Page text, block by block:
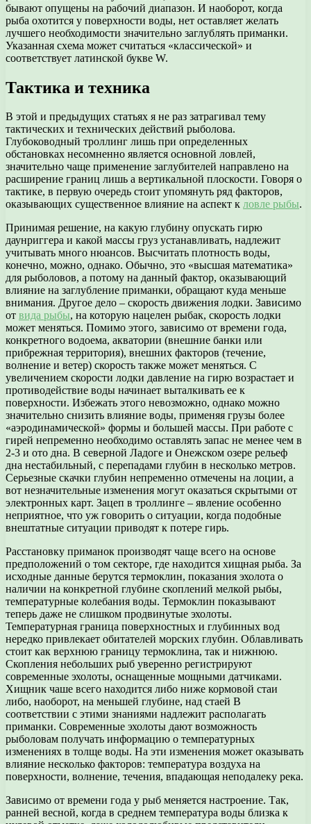
бывают опущены на рабочий диапазон. И наоборот, когда
рыба охотится у поверхности воды, нет оставляет желать
лучшего необходимости значительно заглублять приманки.
Указанная схема может считаться «классической» и
соответствует латинской букве W.
Тактика и техника
В этой и предыдущих статьях я не раз затрагивал тему
тактических и технических действий рыболова.
Глубоководный троллинг лишь при определенных
обстановках несомненно является основной ловлей,
значительно чаще применение заглубителей направлено на
расширение границ лишь а вертикальной плоскости. Говоря о
тактике, в первую очередь стоит упомянуть ряд факторов,
оказывающих существенное влияние на аспект к ловле рыбы.
Принимая решение, на какую глубину опускать гирю
даунриггера и какой массы груз устанавливать, надлежит
учитывать много нюансов. Высчитать плотность воды,
конечно, можно, однако. Обычно, это «высшая математика»
для рыболовов, а потому на данный фактор, оказывающий
влияние на заглубление приманки, обращают куда меньше
внимания. Другое дело – скорость движения лодки. Зависимо
от вида рыбы, на которую нацелен рыбак, скорость лодки
может меняться. Помимо этого, зависимо от времени года,
конкретного водоема, акватории (внешние банки или
прибрежная территория), внешних факторов (течение,
волнение и ветер) скорость также может меняться. С
увеличением скорости лодки давление на гирю возрастает и
противодействие воды начинает выталкивать ее к
поверхности. Избежать этого невозможно, однако можно
значительно снизить влияние воды, применяя грузы более
«аэродинамической» формы и большей массы. При работе с
гирей непременно необходимо оставлять запас не менее чем в
2-3 и ото дна. В северной Ладоге и Онежском озере рельеф
дна нестабильный, с перепадами глубин в несколько метров.
Серьезные скачки глубин непременно отмечены на лоции, а
вот незначительные изменения могут оказаться скрытыми от
электронных карт. Зацеп в троллинге – явление особенно
неприятное, что уж говорить о ситуации, когда подобные
внештатные ситуации приводят к потере гирь.
Расстановку приманок производят чаще всего на основе
предположений о том секторе, где находится хищная рыба. За
исходные данные берутся термоклин, показания эхолота о
наличии на конкретной глубине скоплений мелкой рыбы,
температурные колебания воды. Термоклин показывают
теперь даже не слишком продвинутые эхолоты.
Температурная граница поверхностных и глубинных вод
нередко привлекает обитателей морских глубин. Облавливать
стоит как верхнюю границу термоклина, так и нижнюю.
Скопления небольших рыб уверенно регистрируют
современные эхолоты, оснащенные мощными датчиками.
Хищник чаше всего находится либо ниже кормовой стаи
либо, наоборот, на меньшей глубине, над стаей В
соответствии с этими знаниями надлежит располагать
приманки. Современные эхолоты дают возможность
рыболовам получать информацию о температурных
изменениях в толще воды. На эти изменения может оказывать
влияние несколько факторов: температура воздуха на
поверхности, волнение, течения, впадающая неподалеку река.
Зависимо от времени года у рыб меняется настроение. Так,
ранней весной, когда в среднем температура воды близка к